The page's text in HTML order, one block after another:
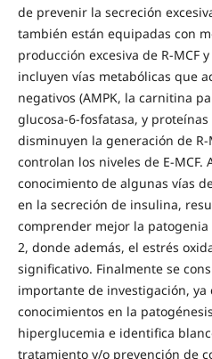
de prevenir la secreción
también están equipadas con
producción excesiva de R-MCF
incluyen vías metabólicas que
negativos (AMPK, la carnitina
glucosa-6-fosfatasa, y
disminuyen la generación de R-
controlan los niveles de E-MCF.
conocimiento de algunas vías
en la secreción de insulina,
comprender mejor la
2, donde además, el estrés
significativo. Finalmente se
importante de investigación,
conocimientos en la
hiperglucemia e identifica
tratamiento y/o prevención de